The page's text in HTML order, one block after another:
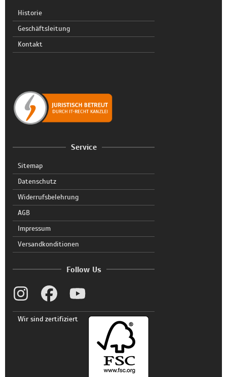
Historie
Geschäftsleitung
Kontakt
Service
Sitemap
Datenschutz
Widerrufsbelehrung
AGB
Impressum
Versandkonditionen
Follow Us
Wir sind zertifiziert